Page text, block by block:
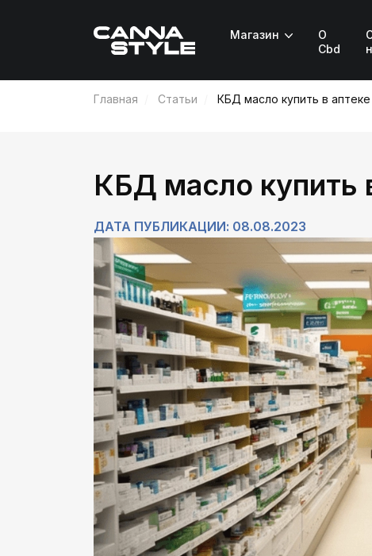
Магазин
О
Cbd
Главная Статьи КБД масло купить в
КБД масло купить
ДАТА ПУБЛИКАЦИИ: 08.08.2023